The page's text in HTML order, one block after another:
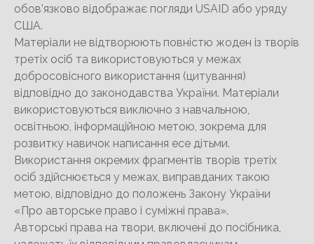
обов’язково відображає погляди USAID або уряду
США.
Матеріали не відтворюють повністю жоден із творів
третіх осіб та використовуються у межах
добросовісного використання (цитування)
відповідно до законодавства України. Матеріали
використовуються виключно з навчальною,
освітньою, інформаційною метою, зокрема для
розвитку навичок написання есе дітьми.
Використання окремих фрагментів творів третіх
осіб здійснюється у межах, виправданих такою
метою, відповідно до положень Закону України
«Про авторське право і суміжні права».
Авторські права на твори, включені до посібника,